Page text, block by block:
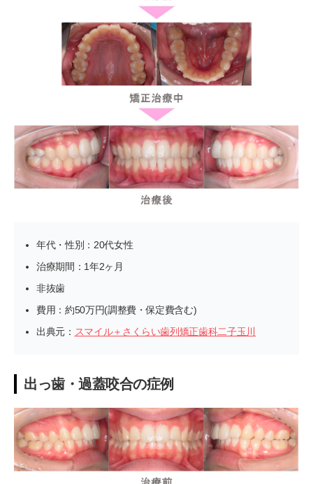
年代・性別：20代女性
治療期間：1年2ヶ月
非抜歯
費用：約50万円(調整費・保定費含む)
出典元： スマイル＋さくらい歯列矯正歯科二子玉川
出っ歯・過蓋咬合の症例